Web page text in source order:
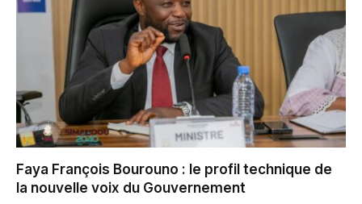
Faya François Bourouno : le profil technique de
la nouvelle voix du Gouvernement